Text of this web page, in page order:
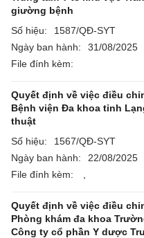
giường bệnh
Số hiệu:
1587/QĐ-SYT
Ngày ban hành:
31/08/2025
File đính kèm:
Quyết định về việc điều
Bệnh viện Đa khoa tỉnh
thuật
Số hiệu:
1567/QĐ-SYT
Ngày ban hành:
22/08/2025
File đính kèm:
Quyết định về việc điều
Phòng khám đa khoa
Công ty cổ phần Y dược